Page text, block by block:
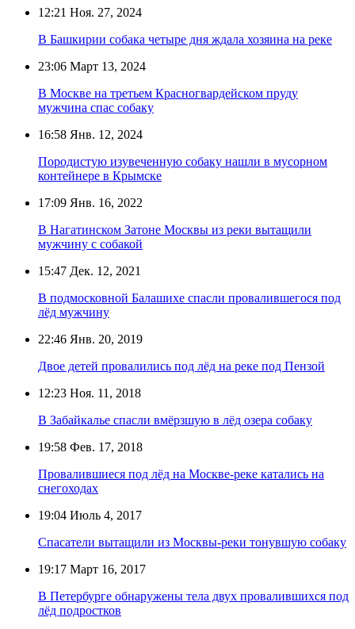
12:21 Ноя. 27, 2024
В Башкирии собака четыре дня ждала хозяина на реке
23:06 Март 13, 2024
В Москве на третьем Красногвардейском пруду
мужчина спас собаку
16:58 Янв. 12, 2024
Породистую изувеченную собаку нашли в мусорном
контейнере в Крымске
17:09 Янв. 16, 2022
В Нагатинском Затоне Москвы из реки вытащили
мужчину с собакой
15:47 Дек. 12, 2021
В подмосковной Балашихе спасли провалившегося под
лёд мужчину
22:46 Янв. 20, 2019
Двое детей провалились под лёд на реке под Пензой
12:23 Ноя. 11, 2018
В Забайкалье спасли вмёрзшую в лёд озера собаку
19:58 Фев. 17, 2018
Провалившиеся под лёд на Москве-реке катались на
снегоходах
19:04 Июль 4, 2017
Спасатели вытащили из Москвы-реки тонувшую собаку
19:17 Март 16, 2017
В Петербурге обнаружены тела двух провалившихся под
лёд подростков